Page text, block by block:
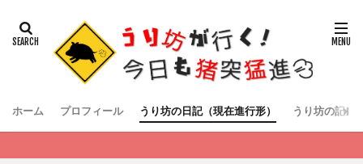
ホーム プロフィール うり坊の日記（現在進行形） うり坊の記録